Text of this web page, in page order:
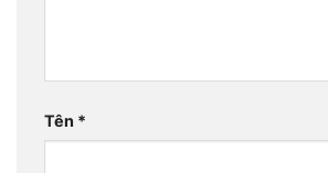
Tên *